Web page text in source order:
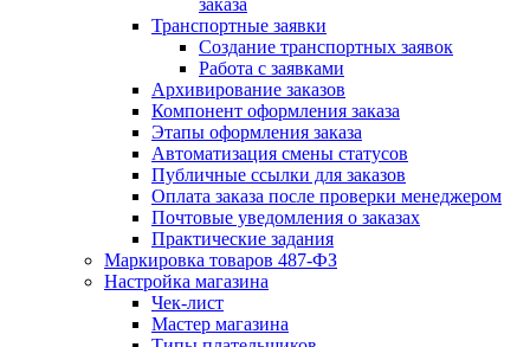
заказа
Транспортные заявки
Создание транспортных заявок
Работа с заявками
Архивирование заказов
Компонент оформления заказа
Этапы оформления заказа
Автоматизация смены статусов
Публичные ссылки для заказов
Оплата заказа после проверки менеджером
Почтовые уведомления о заказах
Практические задания
Маркировка товаров 487-ФЗ
Настройка магазина
Чек-лист
Мастер магазина